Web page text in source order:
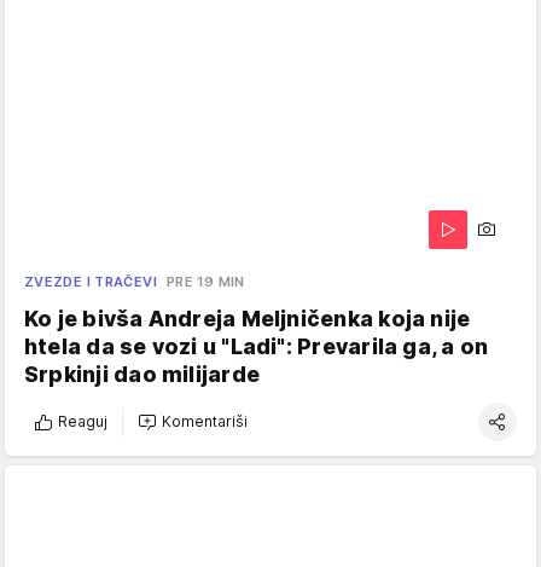
ZVEZDE I TRAČEVI PRE 19 MIN
Ko je bivša Andreja Meljničenka koja nije
htela da se vozi u "Ladi": Prevarila ga, a on
Srpkinji dao milijarde
Reaguj Komentariši